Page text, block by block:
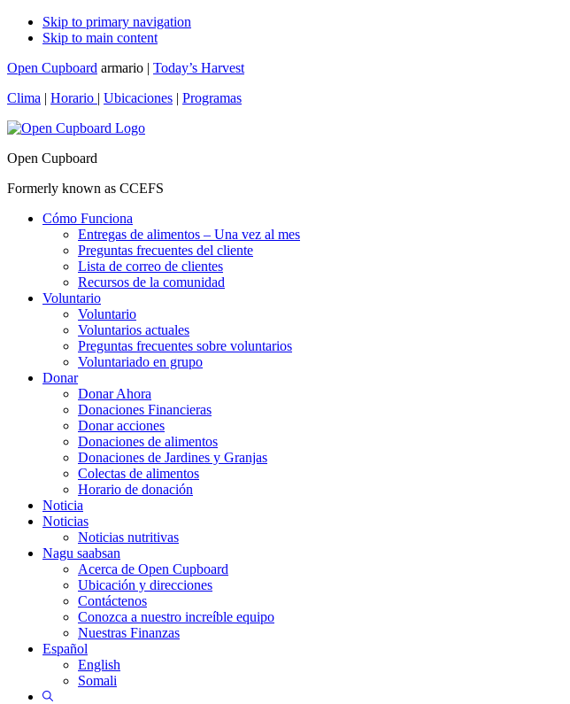
Skip to primary navigation
Skip to main content
Open Cupboard armario | Today’s Harvest
Clima | Horario | Ubicaciones | Programas
Open Cupboard
Formerly known as CCEFS
Cómo Funciona
Entregas de alimentos – Una vez al mes
Preguntas frecuentes del cliente
Lista de correo de clientes
Recursos de la comunidad
Voluntario
Voluntario
Voluntarios actuales
Preguntas frecuentes sobre voluntarios
Voluntariado en grupo
Donar
Donar Ahora
Donaciones Financieras
Donar acciones
Donaciones de alimentos
Donaciones de Jardines y Granjas
Colectas de alimentos
Horario de donación
Noticia
Noticias
Noticias nutritivas
Nagu saabsan
Acerca de Open Cupboard
Ubicación y direcciones
Contáctenos
Conozca a nuestro increíble equipo
Nuestras Finanzas
Español
English
Somali
Show